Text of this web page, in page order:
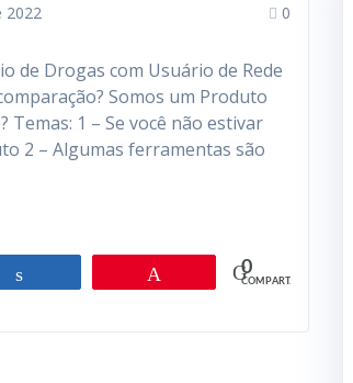
2022 0
de Drogas com Usuário de Rede
Somos um Produto
Temas: 1 – Se você não estivar
2 – Algumas ferramentas são
0
COMPART.